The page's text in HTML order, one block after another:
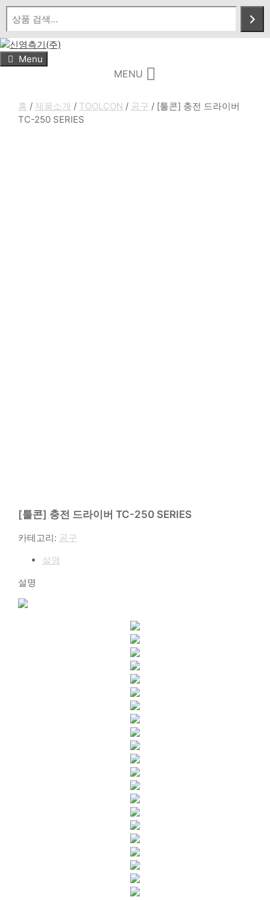
Skip
content
Menu
MENU
홈 / 제품소개 / TOOLCON / 공구 / [툴콘] 충전 드라이버
TC-250 SERIES
[툴콘] 충전 드라이버 TC-250 SERIES
카테고리: 공구
설명
설명